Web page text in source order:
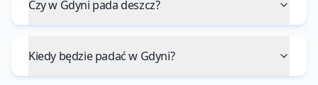
Czy w Gdyni pada deszcz?
Kiedy będzie padać w Gdyni?